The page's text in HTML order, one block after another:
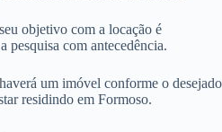
objetivo com a locação é
pesquisa com antecedência.
um imóvel conforme o desejado
residindo em Formoso.